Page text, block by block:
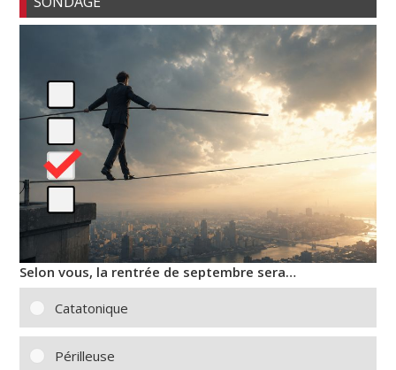
Selon vous, la rentrée de septembre sera…
Catatonique
Périlleuse